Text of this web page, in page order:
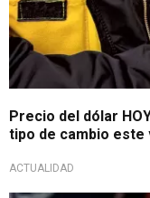
Precio del dólar
tipo de cambio este
ACTUALIDAD